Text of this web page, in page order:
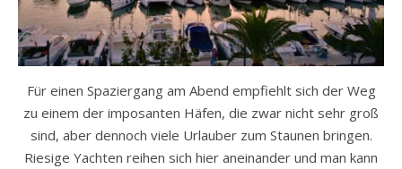
Für einen Spaziergang am Abend empfiehlt sich der Weg
zu einem der imposanten Häfen, die zwar nicht sehr groß
sind, aber dennoch viele Urlauber zum Staunen bringen.
Riesige Yachten reihen sich hier aneinander und man kann